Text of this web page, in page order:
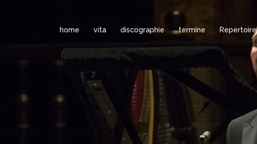
home vita discographie termine Repertoire